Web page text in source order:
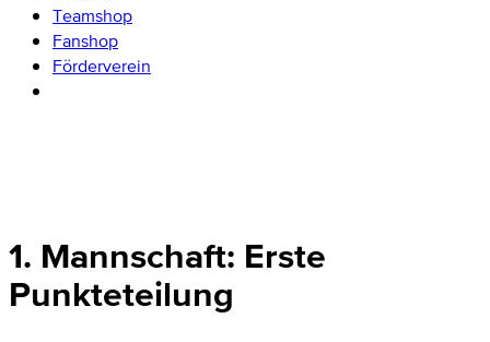
Teamshop
Fanshop
Förderverein
1. Mannschaft: Erste
Punkteteilung